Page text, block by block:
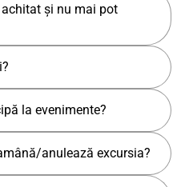
și nu mai pot
la evenimente?
anulează excursia?